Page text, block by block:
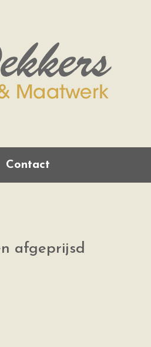
Contact
afgeprijsd